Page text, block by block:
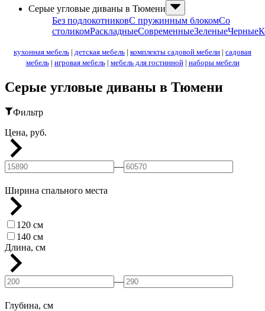
Серые угловые диваны в Тюмени
Без подлокотниковС пружинным блокомСо
столикомРаскладныеСовременныеЗеленыеЧерные
кухонная мебель | детская мебель | комплекты садовой мебели | садовая
мебель| игровая мебель| мебель для гостинной| наборы мебели
Серые угловые диваны в Тюмени
Фильтр
Цена, руб.
—
Ширина спального места
120 см
140 см
Длина, см
—
Глубина, см